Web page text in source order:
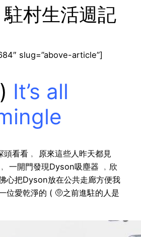
村生活週記
slug=”above-article”]
It’s all
頭看看﹐ 原來這些人昨天都見
一開門發現Dyson吸塵器 ﹐欣
心把Dyson放在公共走廊方便我
位愛乾淨的 ( 🤨之前進駐的人是